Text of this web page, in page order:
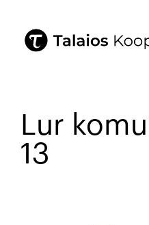
Lur
13